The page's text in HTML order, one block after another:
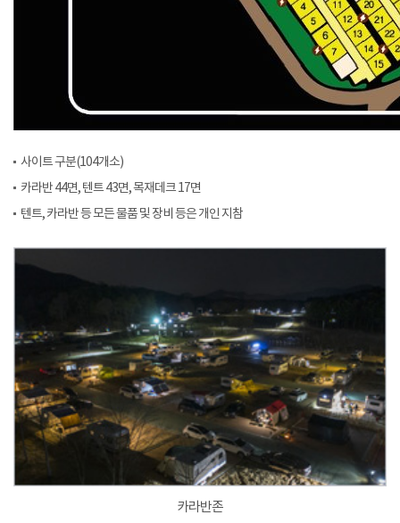
사이트 구분(104개소)
카라반 44면, 텐트 43면, 목재데크 17면
텐트, 카라반 등 모든 물품 및 장비 등은 개인 지참
카라반존